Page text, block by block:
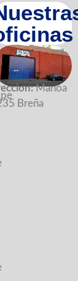
Manoa
Breña